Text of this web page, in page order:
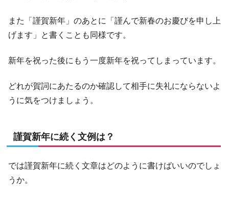
また「謹賀新年」のあとに「謹んで新春のお慶びを申し上
げます」と書くことも同様です。
新年を祝った後にもう一度新年を祝ってしまっています。
どれが賀詞にあたるのか確認して相手に失礼にならないよ
うに気をつけましょう。
謹賀新年に続く文例は？
では謹賀新年に続く文章はどのように書けばいいのでしょ
うか。